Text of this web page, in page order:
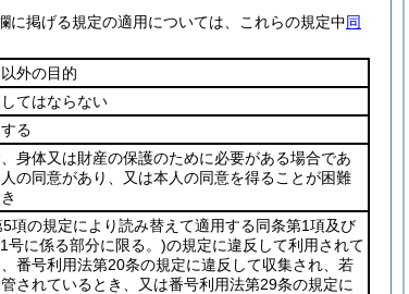
に掲げる規定の適用については、これらの規定中同
外の目的
てはならない
る
身体又は財産の保護のために必要がある場合であ
の同意があり、又は本人の同意を得ることが困難
項の規定により読み替えて適用する同条第1項及び
号に係る部分に限る。)の規定に違反して利用されて
番号利用法第20条の規定に違反して収集され、若
されているとき、又は番号利用法第29条の規定に